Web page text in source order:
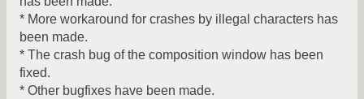
* More workaround for crashes by illegal characters has
been made.
* The crash bug of the composition window has been
fixed.
* Other bugfixes have been made.